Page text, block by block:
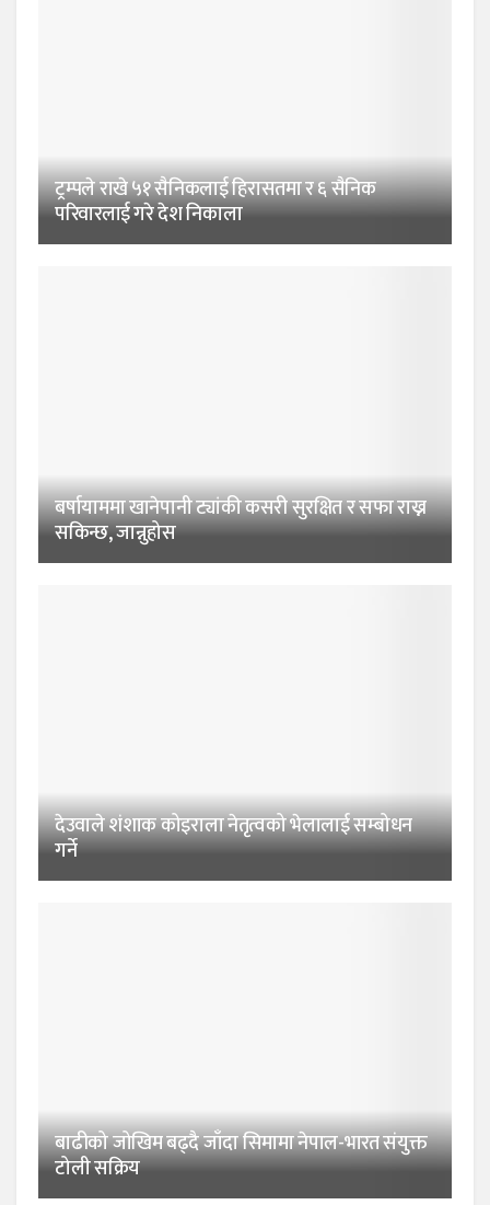
ट्रम्पले राखे ५१ सैनिकलाई हिरासतमा र ६ सैनिक
परिवारलाई गरे देश निकाला
बर्षायाममा खानेपानी ट्यांकी कसरी सुरक्षित र सफा राख्न
सकिन्छ, जान्नुहोस
देउवाले शंशाक कोइराला नेतृत्वको भेलालाई सम्बोधन
गर्ने
बाढीको जोखिम बढ्दै जाँदा सिमामा नेपाल-भारत संयुक्त
टोली सक्रिय